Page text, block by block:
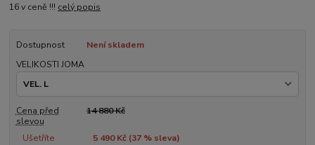
16 v ceně !!! celý popis
Dostupnost
Není skladem
VELIKOSTI JOMA
Cena před
slevou
14 880 Kč
Ušetříte 5 490 Kč (37% sleva)